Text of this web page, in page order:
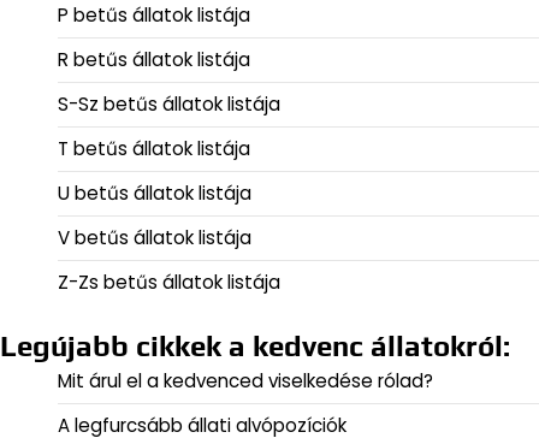
P betűs állatok listája
R betűs állatok listája
S-Sz betűs állatok listája
T betűs állatok listája
U betűs állatok listája
V betűs állatok listája
Z-Zs betűs állatok listája
Legújabb cikkek a kedvenc állatokról:
Mit árul el a kedvenced viselkedése rólad?
A legfurcsább állati alvópozíciók